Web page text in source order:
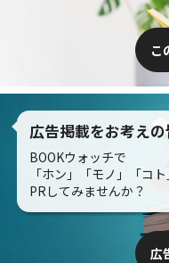
こ
広告掲載をお考えの
BOOKウォッチで
「ホン」「モノ」「コ
PRしてみませんか？
広